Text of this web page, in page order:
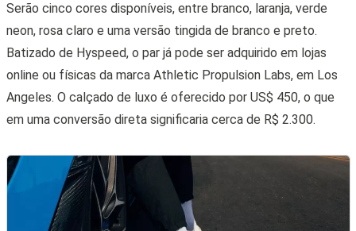
Serão cinco cores disponíveis, entre branco, laranja, verde
neon, rosa claro e uma versão tingida de branco e preto.
Batizado de Hyspeed, o par já pode ser adquirido em lojas
online ou físicas da marca Athletic Propulsion Labs, em Los
Angeles. O calçado de luxo é oferecido por US$ 450, o que
em uma conversão direta significaria cerca de R$ 2.300.